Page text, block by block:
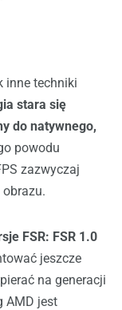
inne techniki
stara się
do natywnego,
powodu
zazwyczaj
FSR: FSR 1.0
jeszcze
na generacji
AMD jest